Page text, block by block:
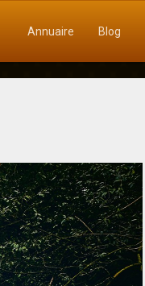
Annuaire Blog